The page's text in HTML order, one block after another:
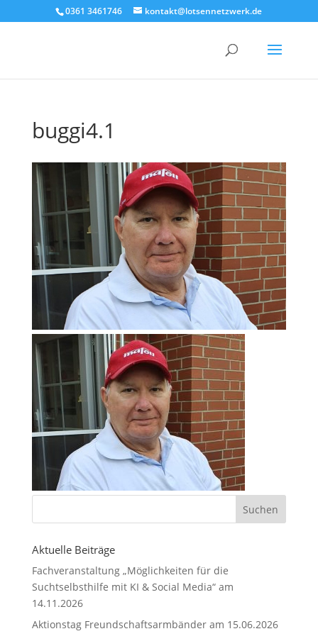
0361 3461746 kontakt@lotsennetzwerk.de
buggi4.1
Aktuelle Beiträge
Fachveranstaltung „Möglichkeiten für die
Suchtselbsthilfe mit KI & Social Media“ am
14.11.2026
Aktionstag Freundschaftsarmbänder am 15.06.2026